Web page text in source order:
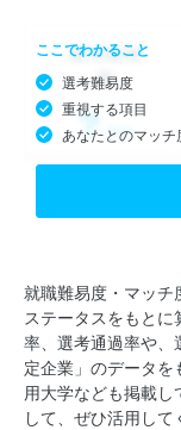
ここでわかること
選考難易度
重視する項目
あなたとのマッチ
就職難易度・マッチ
ステータスをもと
率、選考通過率や
定企業」のデータ
用大学なども掲載
して、ぜひ活用して